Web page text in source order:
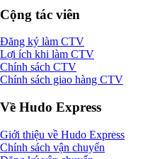
Cộng tác viên
Đăng ký làm CTV
Lợi ích khi làm CTV
Chính sách CTV
Chính sách giao hàng CTV
Về Hudo Express
Giới thiệu về Hudo Express
Chính sách vận chuyển